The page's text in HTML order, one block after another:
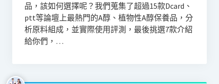
品，該如何選擇呢？我們蒐集了超過15款Dcard、
ptt等論壇上最熱門的A醇、植物性A醇保養品，分
析原料組成，並實際使用評測，最後挑選7款介紹
給你們，…